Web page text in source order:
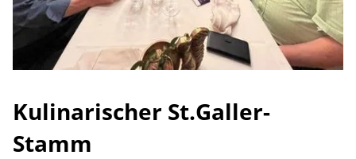
Kulinarischer St.Galler-
Stamm